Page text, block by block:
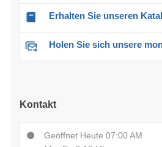
Erhalten Sie unseren
Holen Sie sich unsere
Kontakt
Geöffnet Heute 07:00 AM